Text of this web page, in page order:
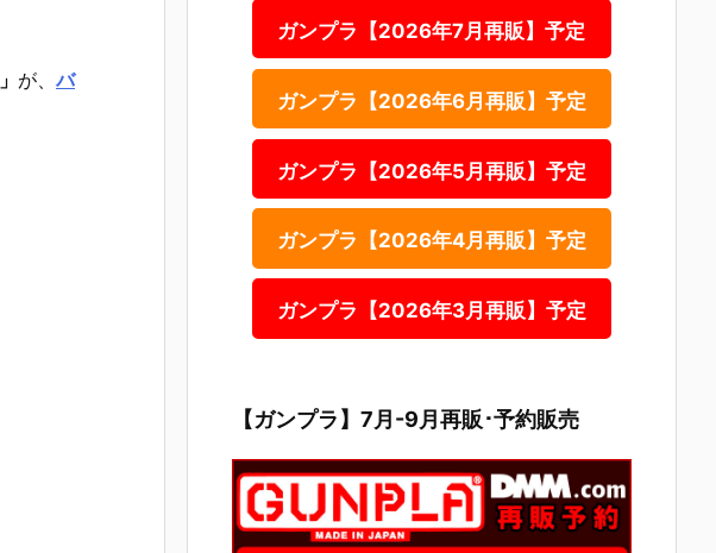
」 が、バ
ガンプラ【2026年7月再販】予定
ガンプラ【2026年6月再販】予定
ガンプラ【2026年5月再販】予定
ガンプラ【2026年4月再販】予定
ガンプラ【2026年3月再販】予定
【ガンプラ】7月-9月再販･予約販売